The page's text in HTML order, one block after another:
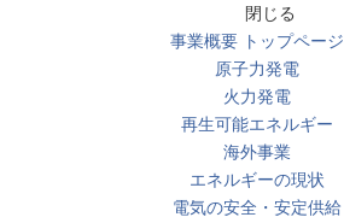
閉じる
事業概要 トップページ
原子力発電
火力発電
再生可能エネルギー
海外事業
エネルギーの現状
電気の安全・安定供給